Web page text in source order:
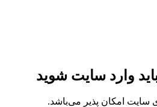
وارد سایت شوید
سایت امکان پذیر می‌باشد.